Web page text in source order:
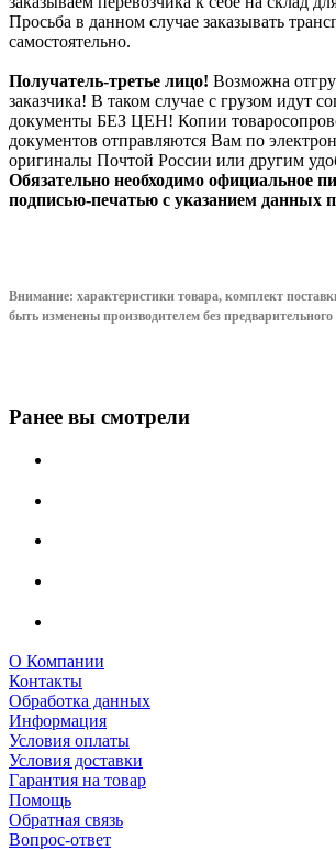
Просьба в данном случае заказывать
самостоятельно.
Получатель-третье лицо! Возможна
заказчика! В таком случае с грузом идут
документы БЕЗ ЦЕН! Копии
документов отправляются Вам по
оригиналы Почтой России или другим
Обязательно необходимо официальное
подписью-печатью с указанием данных
Внимание: характеристики товара, комплект
быть изменены производителем без предварительного
Ранее вы смотрели
О Компании
Контакты
Обработка данных
Информация
Условия оплаты
Условия доставки
Гарантия на товар
Помощь
Обратная связь
Вопрос-ответ